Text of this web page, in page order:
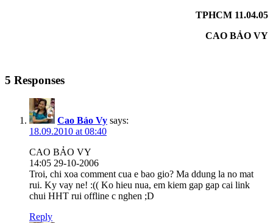
TPHCM 11.04.05
CAO BẢO VY
5 Responses
Cao Bảo Vy says:
18.09.2010 at 08:40
CAO BẢO VY
14:05 29-10-2006
Troi, chi xoa comment cua e bao gio? Ma ddung la no mat
rui. Ky vay ne! :(( Ko hieu nua, em kiem gap gap cai link
chui HHT rui offline c nghen ;D
Reply